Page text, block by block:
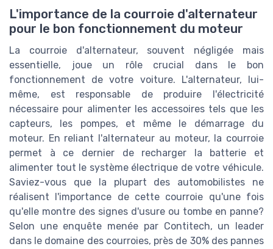
L'importance de la courroie d'alternateur
pour le bon fonctionnement du moteur
La courroie d'alternateur, souvent négligée mais
essentielle, joue un rôle crucial dans le bon
fonctionnement de votre voiture. L'alternateur, lui-
même, est responsable de produire l'électricité
nécessaire pour alimenter les accessoires tels que les
capteurs, les pompes, et même le démarrage du
moteur. En reliant l'alternateur au moteur, la courroie
permet à ce dernier de recharger la batterie et
alimenter tout le système électrique de votre véhicule.
Saviez-vous que la plupart des automobilistes ne
réalisent l'importance de cette courroie qu'une fois
qu'elle montre des signes d'usure ou tombe en panne?
Selon une enquête menée par Contitech, un leader
dans le domaine des courroies, près de 30% des pannes